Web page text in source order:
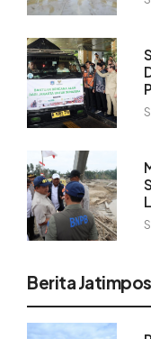
Berita Jatimpos